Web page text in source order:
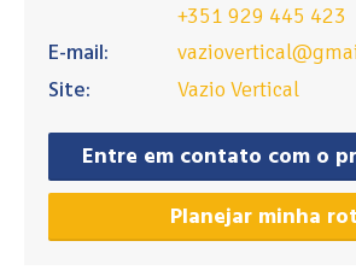
+351 929 445 423
E-mail:
Site: Vazio Vertical
Entre em contato com o
Planejar minha